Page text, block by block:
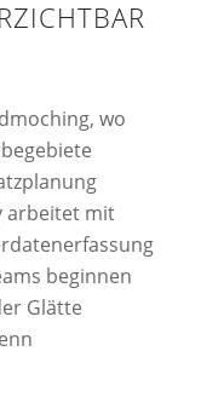
wo
arbeitet mit
beginnen
Glätte